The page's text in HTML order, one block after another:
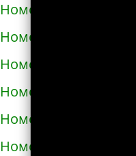
Номера телефонов
Номера телефонов
Номера телефонов
Номера телефонов
Номера телефонов
Номера телефонов